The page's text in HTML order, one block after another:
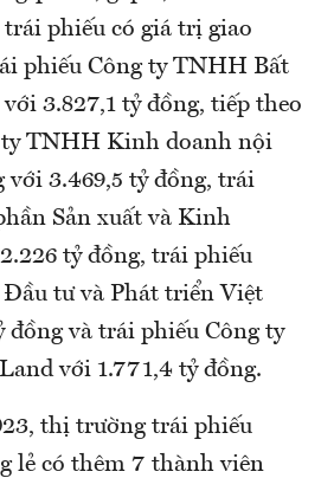
phiếu có giá trị giao
phiếu Công ty TNHH Bất
3.827,1 tỷ đồng, tiếp theo
TNHH Kinh doanh nội
3.469,5 tỷ đồng, trái
Sản xuất và Kinh
tỷ đồng, trái phiếu
tư và Phát triển Việt
đồng và trái phiếu Công ty
với 1.771,4 tỷ đồng.
thị trường trái phiếu
lẻ có thêm 7 thành viên